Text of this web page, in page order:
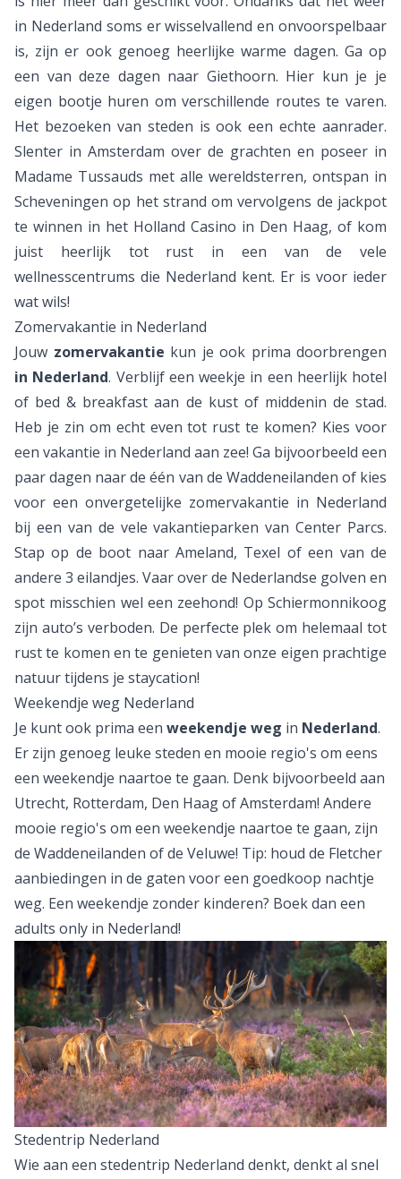
in Nederland soms er wisselvallend en onvoorspelbaar
is, zijn er ook genoeg heerlijke warme dagen. Ga op
een van deze dagen naar Giethoorn. Hier kun je je
eigen bootje huren om verschillende routes te varen.
Het bezoeken van steden is ook een echte aanrader.
Slenter in Amsterdam over de grachten en poseer in
Madame Tussauds met alle wereldsterren, ontspan in
Scheveningen op het strand om vervolgens de jackpot
te winnen in het Holland Casino in Den Haag, of kom
juist heerlijk tot rust in een van de vele
wellnesscentrums die Nederland kent. Er is voor ieder
wat wils!
Zomervakantie in Nederland
Jouw zomervakantie kun je ook prima doorbrengen
in Nederland. Verblijf een weekje in een heerlijk hotel
of bed & breakfast aan de kust of middenin de stad.
Heb je zin om echt even tot rust te komen? Kies voor
een vakantie in Nederland aan zee! Ga bijvoorbeeld een
paar dagen naar de één van de Waddeneilanden of kies
voor een onvergetelijke zomervakantie in Nederland
bij een van de vele vakantieparken vanCenter Parcs.
Stap op de boot naar Ameland, Texel of een van de
andere 3 eilandjes. Vaar over de Nederlandse golven en
spot misschien wel een zeehond! Op Schiermonnikoog
zijn auto’s verboden. De perfecte plek om helemaal tot
rust te komen en te genieten van onze eigen prachtige
natuur tijdens je staycation!
Weekendje weg Nederland
Je kunt ook prima een weekendje weg in Nederland.
Er zijn genoeg leuke steden en mooie regio's om eens
een weekendje naartoe te gaan. Denk bijvoorbeeld aan
Utrecht, Rotterdam, Den Haag of Amsterdam! Andere
mooie regio's om een weekendje naartoe te gaan, zijn
de Waddeneilanden of de Veluwe! Tip: houd de Fletcher
aanbiedingen in de gaten voor een goedkoop nachtje
weg. Een weekendje zonder kinderen? Boek dan een
adults only in Nederland!
Stedentrip Nederland
Wie aan een stedentrip Nederland denkt, denkt al snel